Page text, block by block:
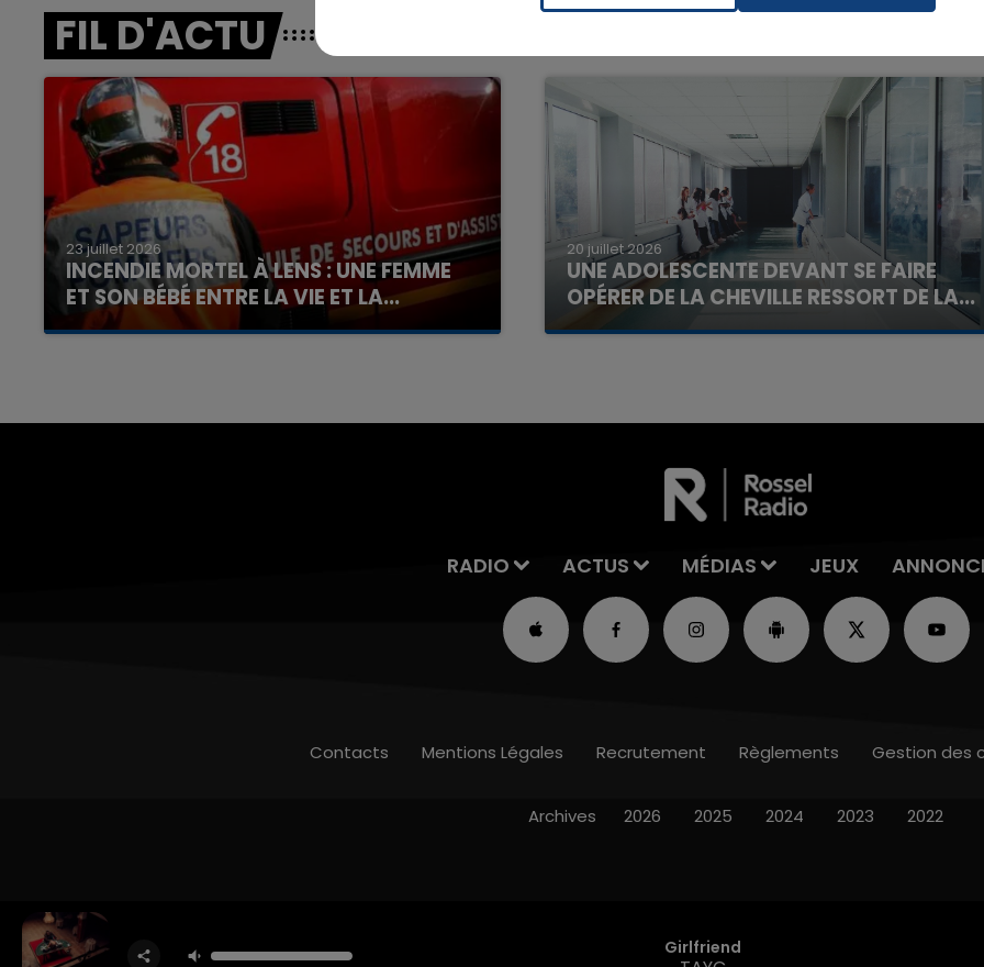
FIL D'ACTU
23 juillet 2026
INCENDIE MORTEL À LENS : UNE FEMME
ET SON BÉBÉ ENTRE LA VIE ET LA...
Un homme s'est immolé par le feu après avoir
20 juillet 2026
UNE ADOLESCENTE DEVANT SE FAIRE
OPÉRER DE LA CHEVILLE RESSORT DE LA...
La famille a porté plainte contre la clinique qui a
7h00 - 11h00
La Team de l'été
RADIO ACTUS MÉDIAS JEUX
Girlfriend
Contacts Mentions Légales Recrutement Règlements Gestion des
Archives 2026 2025 2024 2023 2022